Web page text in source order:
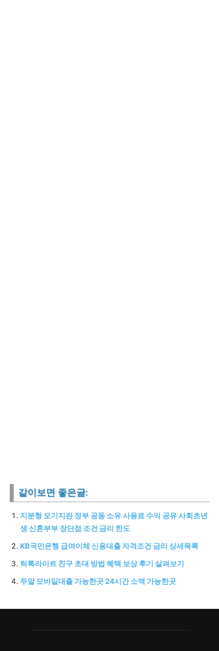
같이보면 좋은글:
지분형 모기지란 정부 공동 소유 사용료 수익 공유 사회초년
생 신혼부부 장단점 조건 금리 한도
KB국민은행 급여이체 신용대출 자격조건 금리 상세목록
틱톡라이트 친구 초대 방법 혜택 보상 후기 살펴보기
주말 모바일대출 가능한곳 24시간 소액 가능한곳